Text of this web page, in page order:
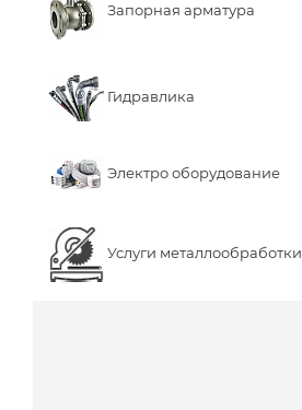
Запорная арматура
Гидравлика
Электро оборудование
Услуги металлообработки